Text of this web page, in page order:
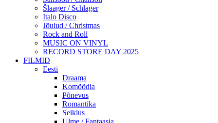
Šlaager / Schlager
Italo Disco
Jõulud / Christmas
Rock and Roll
MUSIC ON VINYL
RECORD STORE DAY 2025
FILMID
Eesti
Draama
Komöödia
Põnevus
Romantika
Seiklus